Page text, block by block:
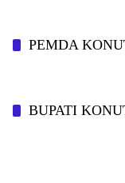
PEMDA
BUPATI